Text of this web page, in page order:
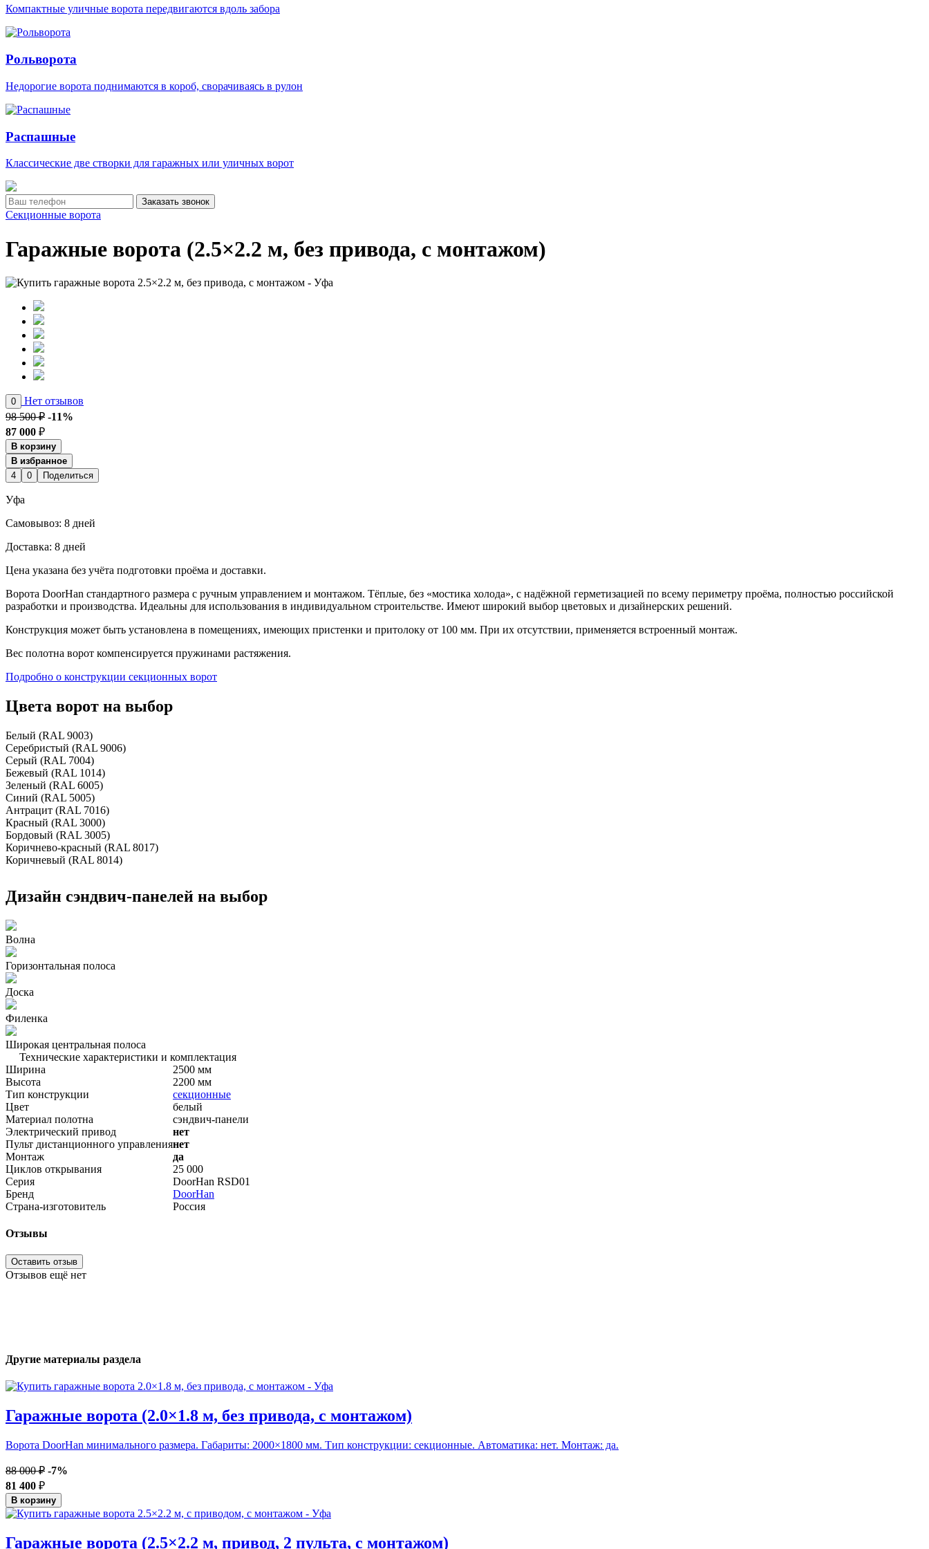
Компактные уличные ворота передвигаются вдоль забора
Рольворота
Недорогие ворота поднимаются в короб, сворачиваясь в рулон
Распашные
Классические две створки для гаражных или уличных ворот
Заказать звонок
Секционные ворота
Гаражные ворота (2.5×2.2 м, без привода, с монтажом)
0
Нет отзывов
98 500 ₽ -11%
87 000 ₽
В корзину
В избранное
4
0 Поделиться
Уфа
Cамовывоз: 8 дней
Доставка: 8 дней
Цена указана без учёта подготовки проёма и доставки.
Ворота DoorHan стандартного размера с ручным управлением и монтажом. Тёплые, без «мостика холода», с надёжной герметизацией по всему периметру проёма, полностью российской
разработки и производства. Идеальны для использования в индивидуальном строительстве. Имеют широкий выбор цветовых и дизайнерских решений.
Конструкция может быть установлена в помещениях, имеющих пристенки и притолоку от 100 мм. При их отсутствии, применяется встроенный монтаж.
Вес полотна ворот компенсируется пружинами растяжения.
Подробно о конструкции секционных ворот
Цвета ворот на выбор
Белый (RAL 9003)
Серебристый (RAL 9006)
Серый (RAL 7004)
Бежевый (RAL 1014)
Зеленый (RAL 6005)
Синий (RAL 5005)
Антрацит (RAL 7016)
Красный (RAL 3000)
Бордовый (RAL 3005)
Коричнево-красный (RAL 8017)
Коричневый (RAL 8014)
Дизайн сэндвич-панелей на выбор
Волна
Горизонтальная полоса
Доска
Филенка
Широкая центральная полоса
Технические характеристики и комплектация
Ширина
2500 мм
Высота
2200 мм
Тип конструкции
секционные
Цвет
белый
Материал полотна
сэндвич-панели
Электрический привод
нет
Пульт дистанционного управлениянет
Монтаж
да
Циклов открывания
25 000
Серия
DoorHan RSD01
Бренд
DoorHan
Страна-изготовитель
Россия
Отзывы
Оставить отзыв
Отзывов ещё нет
Другие материалы раздела
Гаражные ворота (2.0×1.8 м, без привода, с монтажом)
Ворота DoorHan минимального размера. Габариты: 2000×1800 мм. Тип конструкции: секционные. Автоматика: нет. Монтаж: да.
88 000 ₽ -7%
81 400 ₽
В корзину
Гаражные ворота (2.5×2.2 м, привод, 2 пульта, с монтажом)